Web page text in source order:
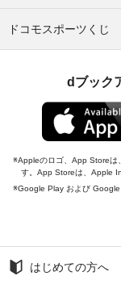
ドコモスポーツくじ
dブック
Appleのロゴ、App Storeは
す。App Storeは、Apple
Google Play および Google
はじめての方へ